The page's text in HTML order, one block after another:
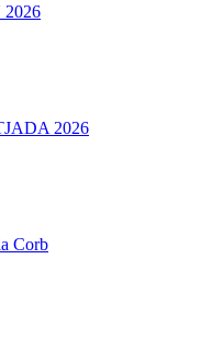
2026
Corb